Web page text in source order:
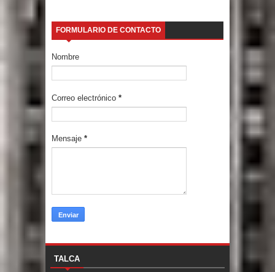
FORMULARIO DE CONTACTO
Nombre
Correo electrónico *
Mensaje *
TALCA